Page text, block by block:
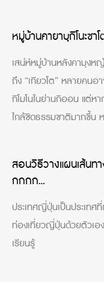
หมู่บ้านคายาบุกิโนะซา
เสน่ห์หมู่บ้านหลังคามุงห
ถึง “เกียวโต” หลายคนอ
กิโมโนในย่านกิออน แต่ห
ใกล้ชิดธรรมชาติมากขึ้น
สอนวิธีวางแผนเส้นท
กกกก…
ประเทศญี่ปุ่นเป็นประเทศ
ท่องเที่ยวญี่ปุ่นด้วยตัวเอ
เรียนรู้